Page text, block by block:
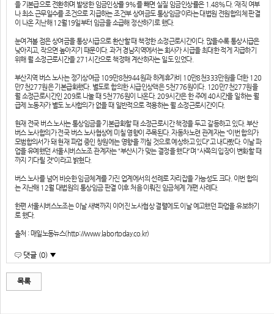
을 기본급으로 전환하며 발생한 임금인상률 9%를 빼면 실질 임금인상률은 1.48%다. ‘재직 여부
나 최소 근무일수를 조건으로 지급하는 조건부 상여금도 통상임금’이라는 대법원 전원합의체 판결
이 나온 지난해 12월19일부터 임금을 소급해 정산하기로 했다.
눈여겨볼 점은 상여금을 통상시급으로 환산할 때 책정한 소정근로시간이다. 많을수록 통상시급은
낮아지고, 작으면 높아지기 때문이다. 과거 경남지역에서는 회사가 시급을 최대한 적게 지급하기
위해 월 소정근로시간을 271시간으로 책정해 계산하자는 일도 있었다.
부산지역 버스 노사는 정기상여금 109만8천944원과 하계휴가비 10만8천333만원을 더한 120
만7천277원은 기본급화했다. 별도로 합의한 시급인상액은 5천776원이다. 120만7천277원을
월 소정근로시간인 209로 나눌 때 5천776원이 나온다. 209시간은 한 주에 40시간을 일하는 월
급제 노동자가 별도 노사합의가 없을 때 일반적으로 적용하는 월 소정근로시간이다.
현재 전국 버스 노사는 통상임금을 기본급화할 때 소정근로시간 책정을 두고 갈등하고 있다. 부산
버스 노사합의가 전국 버스 노사협상에 미칠 영향이 주목된다. 자동차노련 관계자는 “이번 합의가
모범합의서가 돼 현재 파업 중인 창원에는 영향을 끼칠 것으로 예상하고 있다”고 내다봤다. 이날 파
업을 유예했던 서울시버스노조 관계자는 “부산시가 맞는 결정을 했다”며 “사쪽의 입장이 변화할 때
까지 기다릴 것”이라고 밝혔다.
버스 노사를 넘어 비슷한 임금체계를 가진 업계에서의 선례로 자리잡을 가능성도 크다. 이번 합의
는 지난해 12월 대법원의 통상임금 판결 이후 처음 이뤄진 임금체계 개편 사례다.
한편 서울시버스노조는 이날 새벽까지 이어진 노사협상 결렬에도 이날 예고했던 파업을 유보하기
로 했다.
출처 : 매일노동뉴스(http://www.labortoday.co.kr)
댓글 (0) ▼
목록